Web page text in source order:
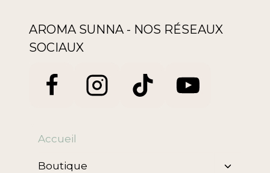
AROMA SUNNA - NOS RÉSEAUX
SOCIAUX
Accueil
Boutique
Ouvrir/